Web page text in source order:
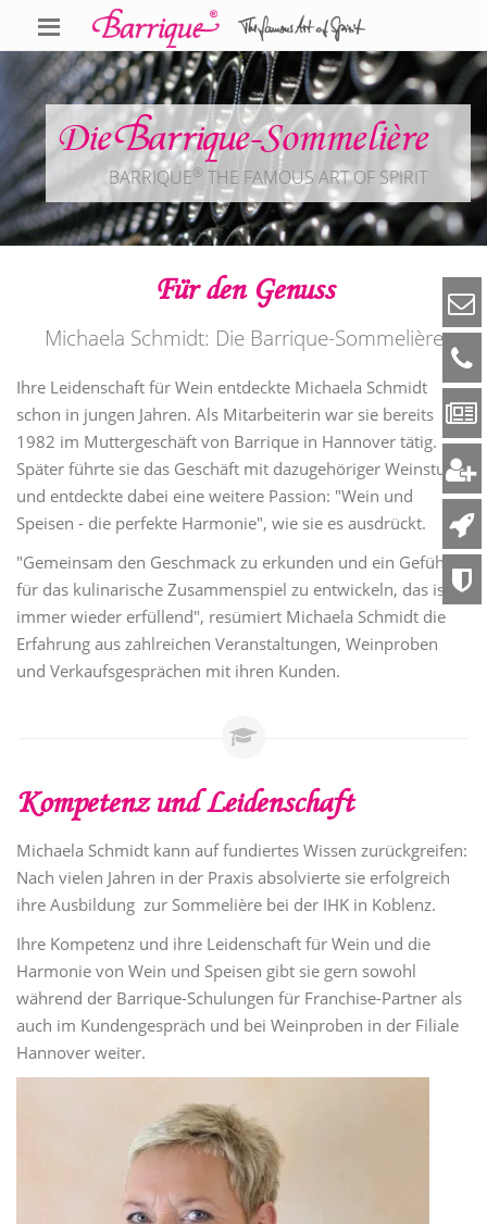
Die Barrique-Sommelière
BARRIQUE® THE FAMOUS ART OF SPIRIT
Für den Genuss
Michaela Schmidt: Die Barrique-Sommelière
Ihre Leidenschaft für Wein entdeckte Michaela Schmidt
schon in jungen Jahren. Als Mitarbeiterin war sie bereits
1982 im Muttergeschäft von Barrique in Hannover tätig.
Später führte sie das Geschäft mit dazugehöriger Weinstube
und entdeckte dabei eine weitere Passion: "Wein und
Speisen - die perfekte Harmonie", wie sie es ausdrückt.
"Gemeinsam den Geschmack zu erkunden und ein Gefühl
für das kulinarische Zusammenspiel zu entwickeln, das ist
immer wieder erfüllend", resümiert Michaela Schmidt die
Erfahrung aus zahlreichen Veranstaltungen, Weinproben
und Verkaufsgesprächen mit ihren Kunden.
Kompetenz und Leidenschaft
Michaela Schmidt kann auf fundiertes Wissen zurückgreifen:
Nach vielen Jahren in der Praxis absolvierte sie erfolgreich
ihre Ausbildung zur Sommelière bei der IHK in Koblenz.
Ihre Kompetenz und ihre Leidenschaft für Wein und die
Harmonie von Wein und Speisen gibt sie gern sowohl
während der Barrique-Schulungen für Franchise-Partner als
auch im Kundengespräch und bei Weinproben in der Filiale
Hannover weiter.